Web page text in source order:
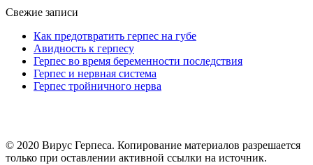
Свежие записи
Как предотвратить герпес на губе
Авидность к герпесу
Герпес во время беременности последствия
Герпес и нервная система
Герпес тройничного нерва
© 2020 Вирус Герпеса. Копирование материалов разрешается
только при оставлении активной ссылки на источник.